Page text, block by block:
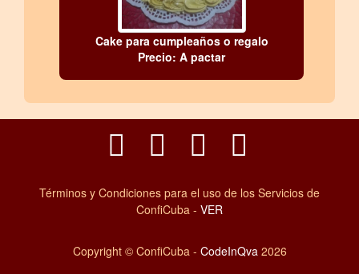
Cake para cumpleaños o regalo
Precio: A pactar
Términos y Condiciones para el uso de los Servicios de
ConfiCuba - VER
Copyright © ConfiCuba - CodeInQva 2026